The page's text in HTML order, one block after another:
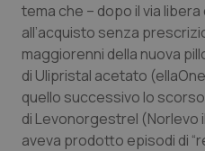
Molise
Piemonte
Provincia Autonoma
Epatiti
HIV
Infezioni & Febbre
tema che – dopo il via libera
all’acquisto senza
maggiorenni della nuova
di Ulipristal acetato
quello successivo lo
di Levonorgestrel (Norlevo
aveva prodotto episodi di